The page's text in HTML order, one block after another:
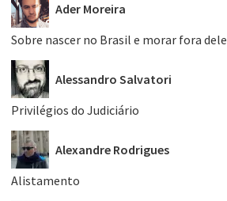
Ader Moreira
Sobre nascer no Brasil e morar fora dele
Alessandro Salvatori
Privilégios do Judiciário
Alexandre Rodrigues
Alistamento